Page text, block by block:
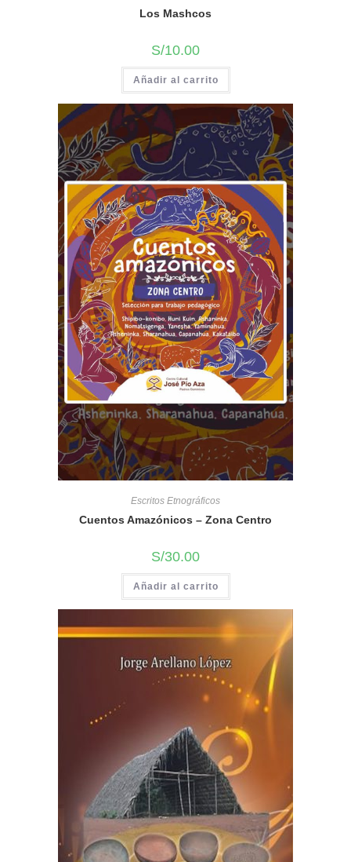
Los Mashcos
S/10.00
Añadir al carrito
Escritos Etnográficos
Cuentos Amazónicos – Zona Centro
S/30.00
Añadir al carrito